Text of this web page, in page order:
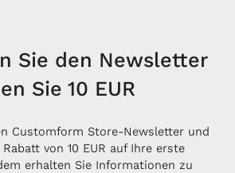
Sie den Newsletter
Sie 10 EUR
Customform Store-Newsletter und
von 10 EUR auf Ihre erste
erhalten Sie Informationen zu